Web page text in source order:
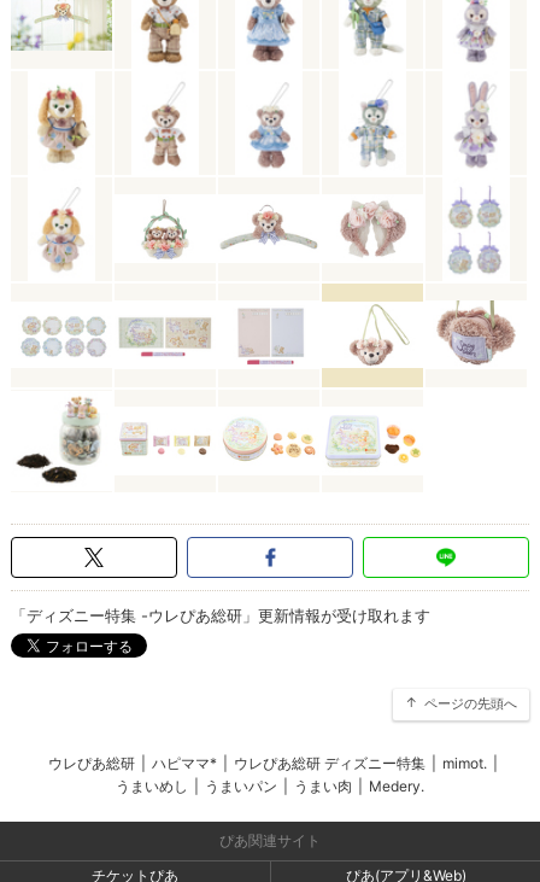
「ディズニー特集 -ウレぴあ総研」更新情報が受け取れます
ページの先頭へ
ウレぴあ総研 ハピママ* ウレぴあ総研 ディズニー特集 mimot.
うまいめし
うまいパン うまい肉 Medery.
ぴあ関連サイト
チケットぴあ
ぴあ(アプリ&Web)